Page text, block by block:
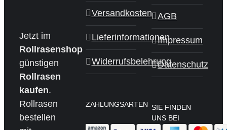
Jetzt im
Rollrasenshop
günstigen
Rollrasen
kaufen.
Rollrasen
bestellen
Versandkosten
Lieferinformationen
Widerrufsbelehrung
ZAHLUNGSARTEN
AGB
Impressum
Datenschutz
SIE FINDEN
UNS BEI